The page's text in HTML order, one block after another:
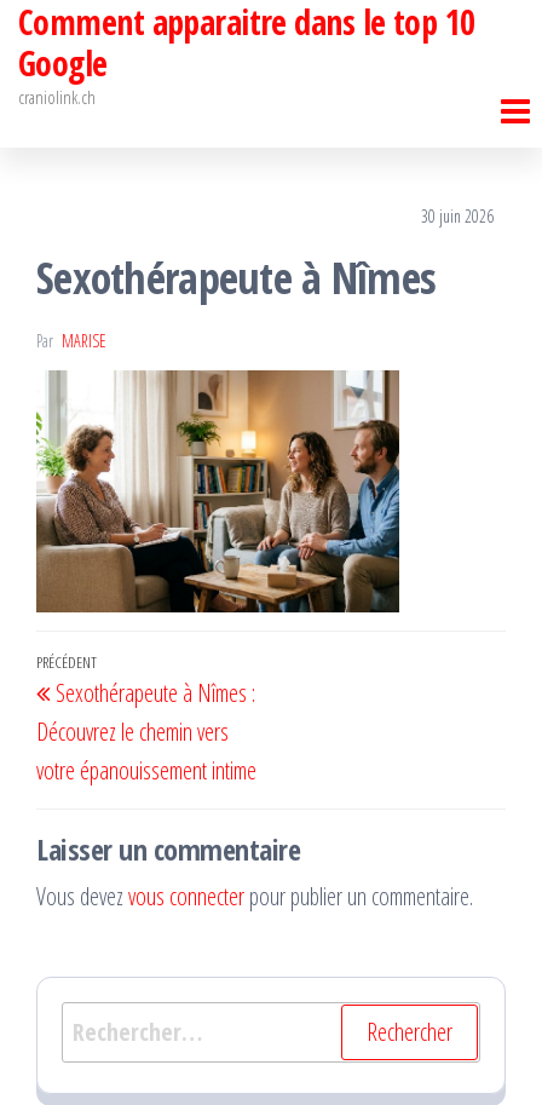
Passer
contenu
Comment apparaitre dans le top 10
Google
craniolink.ch
30 juin 2026
Sexothérapeute à Nîmes
Par MARISE
Navigation
de
l’article
Article
précédent
PRÉCÉDENT
Sexothérapeute à Nîmes :
Découvrez le chemin vers
votre épanouissement intime
Laisser un commentaire
Vous devezvous connecterpour publier un commentaire.
Rechercher :